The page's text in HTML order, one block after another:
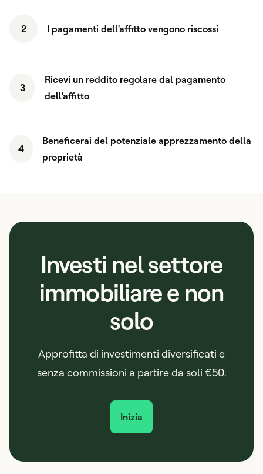
2 I pagamenti dell'affitto vengono riscossi
3
Ricevi un reddito regolare dal pagamento
dell'affitto
4
Beneficerai del potenziale apprezzamento della
proprietà
Investi nel settore
immobiliare e non
solo
Approfitta di investimenti diversificati e
senza commissioni a partire da soli €50.
Inizia